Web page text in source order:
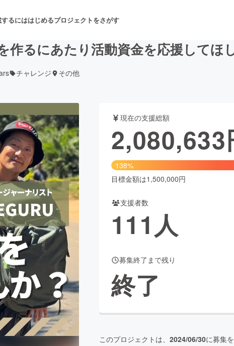
るにははじめるプロジェクトをさがす
舞台・パフォーマンス
フード・飲食店 ファッショ
アニメ・漫画
ビューティー・ヘルスケア
Good
CAMPFIRE Creation
さと納税machi-ya コミュニティ
作るにあたり活動資金を応援してほ
チャレンジ その他
現在の支援総額
2,080,633
138%
目標金額は1,500,000円
支援者数
111人
募集終了まで残り
終了
このプロジェクトは、 2024/06/30に募集